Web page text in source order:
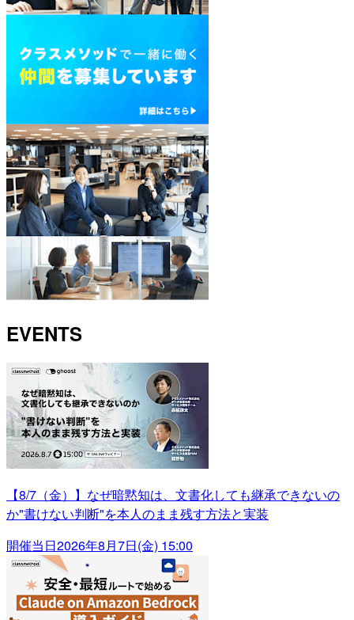
EVENTS
【8/7（金）】なぜ暗黙知は、文書化しても継承できないの
か"書けない判断"を本人のまま残す方法と実装
開催当日2026年8月7日(金) 15:00